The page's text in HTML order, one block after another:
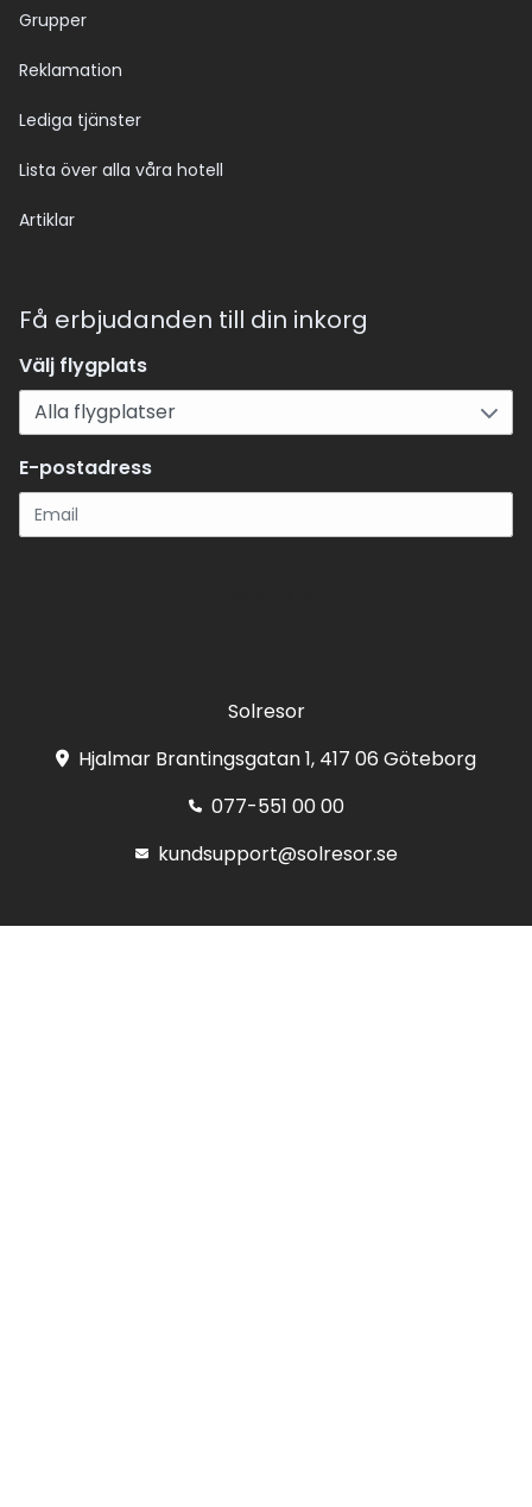
Grupper
Reklamation
Lediga tjänster
Lista över alla våra hotell
Artiklar
Få erbjudanden till din inkorg
Välj flygplats
E-postadress
Solresor
Hjalmar Brantingsgatan 1, 417 06 Göteborg
077-551 00 00
kundsupport@solresor.se